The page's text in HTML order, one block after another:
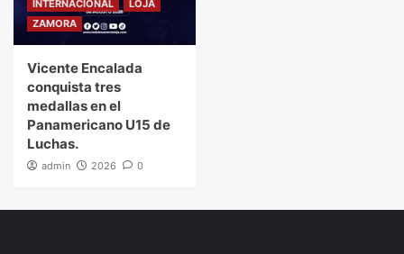
INTERNACIONAL
LOJA
ZAMORA
Vicente Encalada
conquista tres
medallas en el
Panamericano U15 de
Luchas.
admin 2026 0